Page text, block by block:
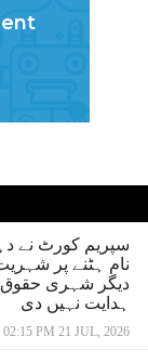
سپریم کورٹ نے
نام ہٹنے پر
دیگر شہری حقوق
ہدایت نہیں دی
02:15 PM 21 JUL, 2026